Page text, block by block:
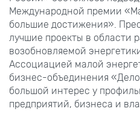
Международной премии
большие достижения».
лучшие проекты в области
возобновляемой
Ассоциацией малой
бизнес-объединения
большой интерес у
предприятий, бизнеса и